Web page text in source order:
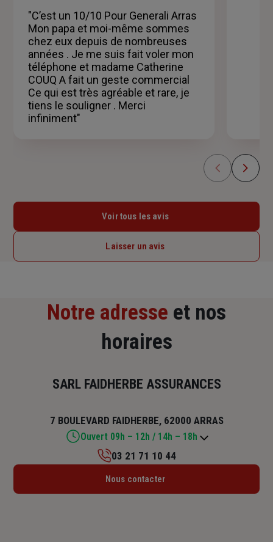
étoiles
"C’est un 10/10 Pour Generali Arras
Mon papa et moi-même sommes
chez eux depuis de nombreuses
années . Je me suis fait voler mon
téléphone et madame Catherine
COUQ A fait un geste commercial
Ce qui est très agréable et rare, je
tiens le souligner . Merci
infiniment"
Voir tous les avis
Laisser un avis
Notre adresse et nos
horaires
SARL FAIDHERBE ASSURANCES
7 BOULEVARD FAIDHERBE, 62000 ARRAS
Ouvert 09h – 12h / 14h – 18h
Lundi : 09h – 12h / 14h – 18h
03 21 71 10 44
Nous contacter